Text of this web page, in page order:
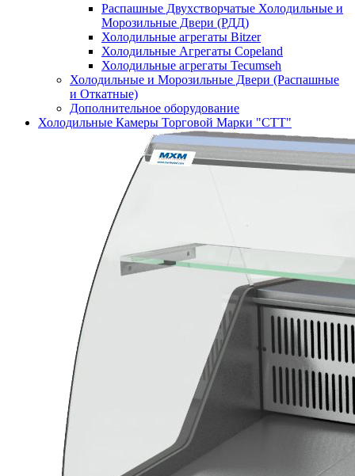
Распашные Двухстворчатые Холодильные и
Морозильные Двери (РДД)
Холодильные агрегаты Bitzer
Холодильные Агрегаты Copeland
Холодильные агрегаты Tecumseh
Холодильные и Морозильные Двери (Распашные
и Откатные)
Дополнительное оборудование
Холодильные Камеры Торговой Марки "СТТ"